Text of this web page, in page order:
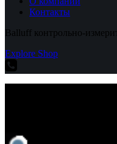
Контакты
Balluff контрольно-
Explore Shop